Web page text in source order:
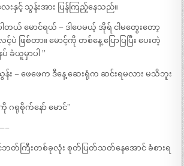
နှင့် သွန်းအား ပြန်ကြည့်နေသည်။
ါတယ် မောင်ရယ် – ဒါပေမယ့် အိုရ် ငါမတွေးတော့
ပဲ ဖြစ်တာ။ မောင့်ကို တစ်နေ့ ပြောပြပြီး ပေးတဲ့
ခံယူမှာပါ ”
န်း – ဖေဖေက ဒီနေ့ ဆေးရုံက ဆင်းရမလား မသိဘူး
ဂရုစိုက်နော် မောင်”
ဘတ်ကြီးတစ်ခုလုံး စုတ်ပြတ်သတ်နေအောင် ခံစားရ